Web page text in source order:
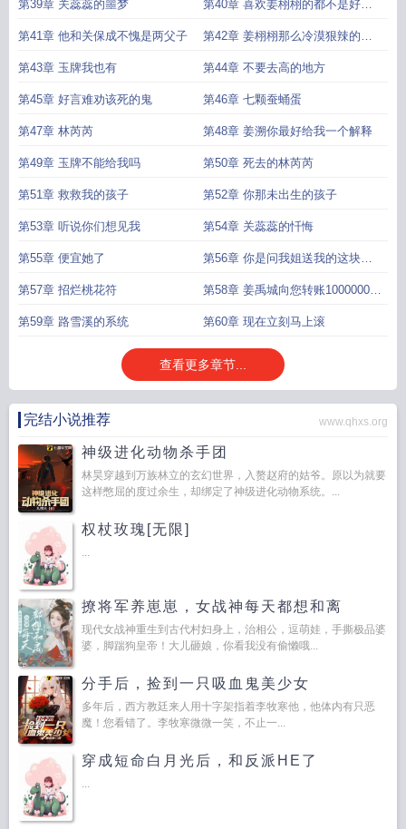
第39章 关蕊蕊的噩梦 第40章 喜欢姜栩栩的都不是好东
西
第41章 他和关保成不愧是两父子 第42章 姜栩栩那么冷漠狠辣的一
人
第43章 玉牌我也有 第44章 不要去高的地方
第45章 好言难劝该死的鬼 第46章 七颗蚕蛹蛋
第47章 林芮芮 第48章 姜溯你最好给我一个解释
第49章 玉牌不能给我吗 第50章 死去的林芮芮
第51章 救救我的孩子 第52章 你那未出生的孩子
第53章 听说你们想见我 第54章 关蕊蕊的忏悔
第55章 便宜她了 第56章 你是问我姐送我的这块玉
牌吗
第57章 招烂桃花符 第58章 姜禹城向您转账10000000
元
第59章 路雪溪的系统 第60章 现在立刻马上滚
查看更多章节...
完结小说推荐 www.qhxs.org
神级进化动物杀手团
林昊穿越到万族林立的玄幻世界，入赘赵府的姑爷。原以为就要
这样憋屈的度过余生，却绑定了神级进化动物系统。...
权杖玫瑰[无限]
...
撩将军养崽崽，女战神每天都想和离
现代女战神重生到古代村妇身上，治相公，逗萌娃，手撕极品婆
婆，脚踹狗皇帝！大儿砸娘，你看我没有偷懒哦...
分手后，捡到一只吸血鬼美少女
多年后，西方教廷来人用十字架指着李牧寒他，他体内有只恶
魔！您看错了。李牧寒微微一笑，不止一...
穿成短命白月光后，和反派HE了
...